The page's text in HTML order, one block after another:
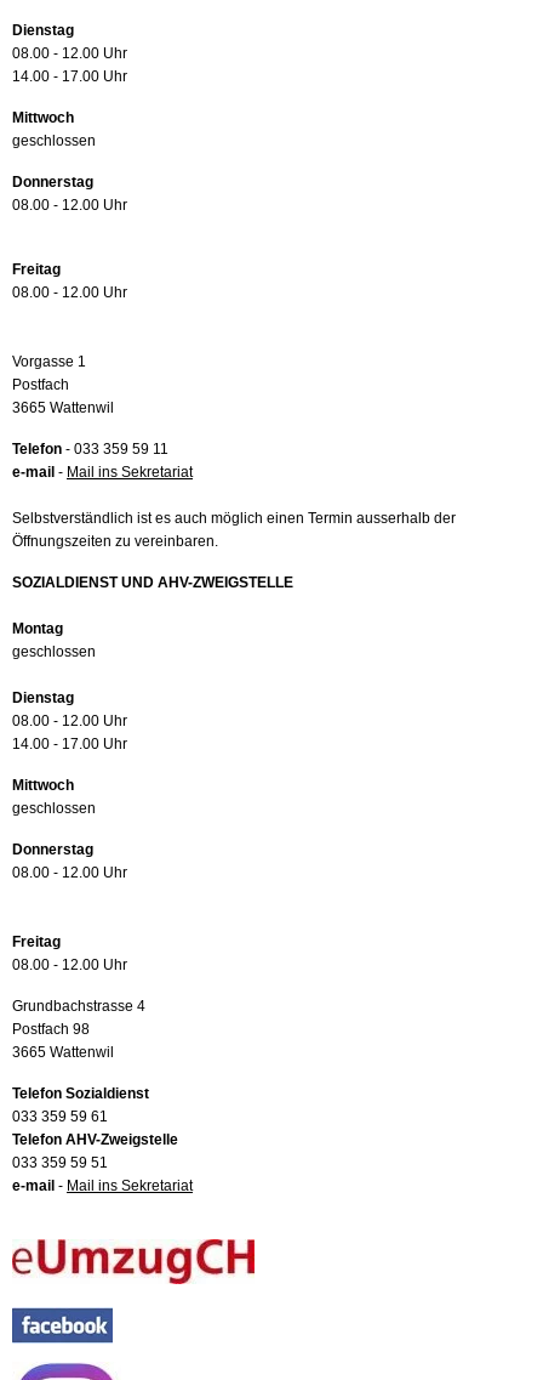
Dienstag
08.00 - 12.00 Uhr
14.00 - 17.00 Uhr
Mittwoch
geschlossen
Donnerstag
08.00 - 12.00 Uhr
Freitag
08.00 - 12.00 Uhr
Vorgasse 1
Postfach
3665 Wattenwil
Telefon - 033 359 59 11
e-mail - Mail ins Sekretariat
Selbstverständlich ist es auch möglich einen Termin ausserhalb der
Öffnungszeiten zu vereinbaren.
SOZIALDIENST UND AHV-ZWEIGSTELLE
Montag
geschlossen
Dienstag
08.00 - 12.00 Uhr
14.00 - 17.00 Uhr
Mittwoch
geschlossen
Donnerstag
08.00 - 12.00 Uhr
Freitag
08.00 - 12.00 Uhr
Grundbachstrasse 4
Postfach 98
3665 Wattenwil
Telefon Sozialdienst
033 359 59 61
Telefon AHV-Zweigstelle
033 359 59 51
e-mail - Mail ins Sekretariat